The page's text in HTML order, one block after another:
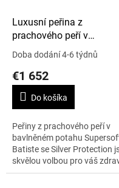
Luxusní peřina z
prachového peří v
Supersoft Batiste, Silver
Protection, 240 x 220 cm,
Artic Winter
Doba dodání 4-6 týdnů
€1 652
Do košíka
Peřiny z prachového peří v
bavlněném potahu
Batiste se Silver Protection
skvělou volbou pro váš
spánek, i pokud se obáváte